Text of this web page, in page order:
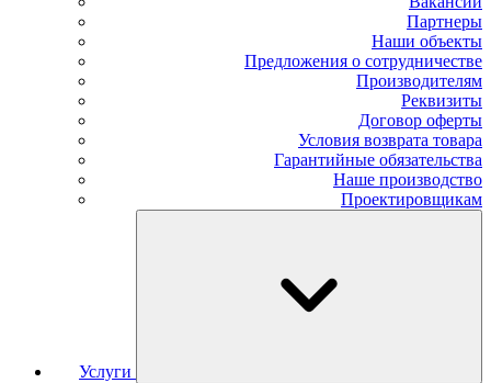
Партнеры
Наши объекты
Предложения о сотрудничестве
Производителям
Реквизиты
Договор оферты
Условия возврата товара
Гарантийные обязательства
Наше производство
Проектировщикам
Услуги